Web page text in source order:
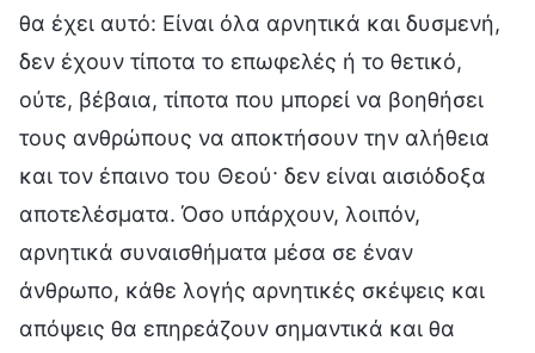
θα έχει αυτό: Είναι όλα αρνητικά και δυσμενή,
δεν έχουν τίποτα το επωφελές ή το θετικό,
ούτε, βέβαια, τίποτα που μπορεί να βοηθήσει
τους ανθρώπους να αποκτήσουν την αλήθεια
και τον έπαινο του Θεού· δεν είναι αισιόδοξα
αποτελέσματα. Όσο υπάρχουν, λοιπόν,
αρνητικά συναισθήματα μέσα σε έναν
άνθρωπο, κάθε λογής αρνητικές σκέψεις και
απόψεις θα επηρεάζουν σημαντικά και θα